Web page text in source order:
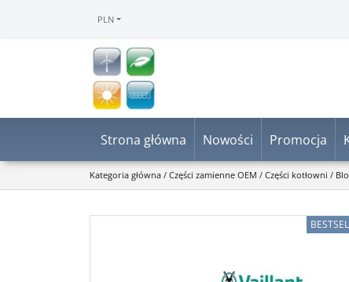
PLN
Strona główna Nowości Promocja
Kategoria główna / Części zamienne OEM / Części kotłowni /